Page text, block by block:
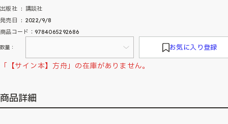
出版社 ‏ : ‎ 講談社
発売日 ‏ : ‎ 2022/9/8
商品コード：9784065292686
数量： お気に入り登録
「【サイン本】方舟」の在庫がありません。
商品詳細